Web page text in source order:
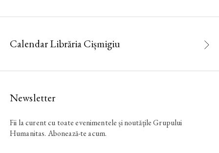
Calendar Librăria Cișmigiu
Newsletter
Fii la curent cu toate evenimentele și noutățile Grupului
Humanitas. Abonează-te acum.